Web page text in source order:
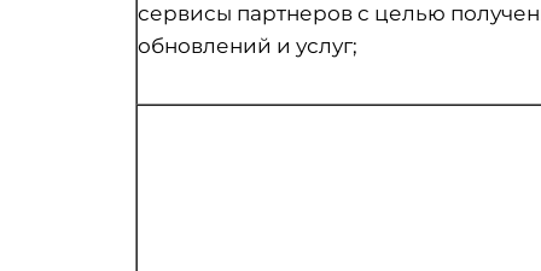
сервисы партнеров с целью
обновлений и услуг;